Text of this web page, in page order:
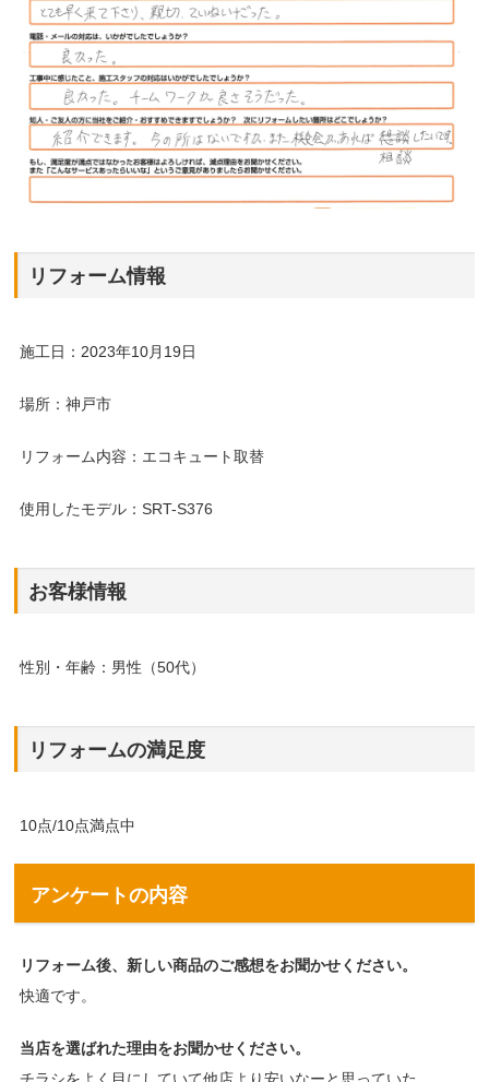
リフォーム情報
施工日：2023年10月19日
場所：神戸市
リフォーム内容：エコキュート取替
使用したモデル：SRT-S376
お客様情報
性別・年齢：男性（50代）
リフォームの満足度
10点/10点満点中
アンケートの内容
リフォーム後、新しい商品のご感想をお聞かせください。
快適です。
当店を選ばれた理由をお聞かせください。